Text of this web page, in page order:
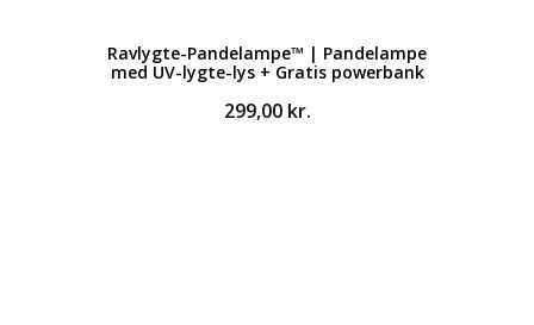
Ravlygte-Pandelampe™ | Pandelampe
med UV-lygte-lys + Gratis powerbank
299,00 kr.